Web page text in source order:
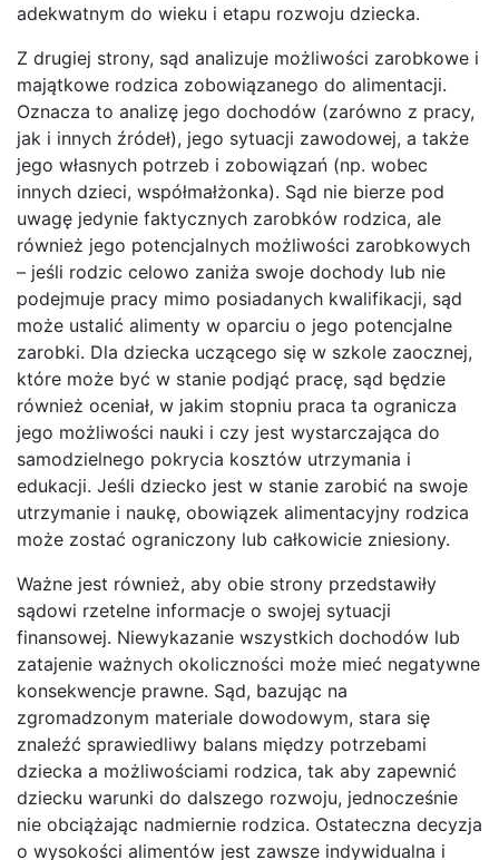
adekwatnym do wieku i etapu rozwoju dziecka.
Z drugiej strony, sąd analizuje możliwości zarobkowe i
majątkowe rodzica zobowiązanego do alimentacji.
Oznacza to analizę jego dochodów (zarówno z pracy,
jak i innych źródeł), jego sytuacji zawodowej, a także
jego własnych potrzeb i zobowiązań (np. wobec
innych dzieci, współmałżonka). Sąd nie bierze pod
uwagę jedynie faktycznych zarobków rodzica, ale
również jego potencjalnych możliwości zarobkowych
– jeśli rodzic celowo zaniża swoje dochody lub nie
podejmuje pracy mimo posiadanych kwalifikacji, sąd
może ustalić alimenty w oparciu o jego potencjalne
zarobki. Dla dziecka uczącego się w szkole zaocznej,
które może być w stanie podjąć pracę, sąd będzie
również oceniał, w jakim stopniu praca ta ogranicza
jego możliwości nauki i czy jest wystarczająca do
samodzielnego pokrycia kosztów utrzymania i
edukacji. Jeśli dziecko jest w stanie zarobić na swoje
utrzymanie i naukę, obowiązek alimentacyjny rodzica
może zostać ograniczony lub całkowicie zniesiony.
Ważne jest również, aby obie strony przedstawiły
sądowi rzetelne informacje o swojej sytuacji
finansowej. Niewykazanie wszystkich dochodów lub
zatajenie ważnych okoliczności może mieć negatywne
konsekwencje prawne. Sąd, bazując na
zgromadzonym materiale dowodowym, stara się
znaleźć sprawiedliwy balans między potrzebami
dziecka a możliwościami rodzica, tak aby zapewnić
dziecku warunki do dalszego rozwoju, jednocześnie
nie obciążając nadmiernie rodzica. Ostateczna decyzja
o wysokości alimentów jest zawsze indywidualna i